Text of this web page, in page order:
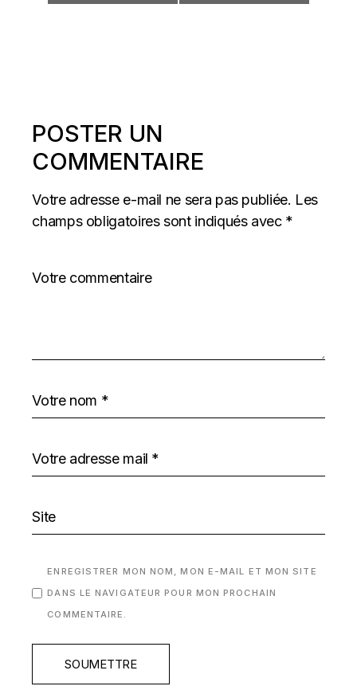
POSTER UN
COMMENTAIRE
Votre adresse e-mail ne sera pas publiée. Les
champs obligatoires sont indiqués avec *
ENREGISTRER MON NOM, MON E-MAIL ET MON SITE
DANS LE NAVIGATEUR POUR MON PROCHAIN
COMMENTAIRE.
SOUMETTRE